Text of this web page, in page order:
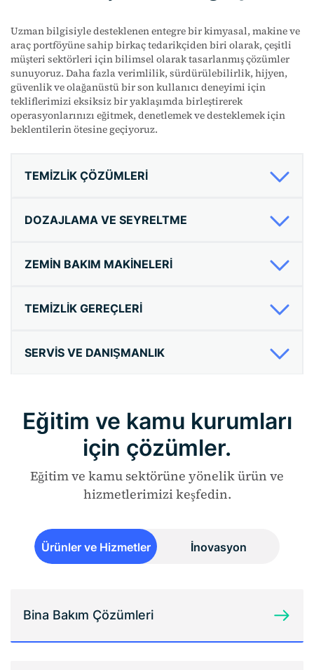
Uzman bilgisiyledesteklenenentegrebirkimyasal, makine ve
araç portföyüne sahip birkaç tedarikçiden biri olarak, çeşitli
müşteri sektörleri içinbilimsel olarak tasarlanmışçözümler
sunuyoruz. Daha fazla verimlilik, sürdürülebilirlik, hijyen,
güvenlik ve olağanüstü bir son kullanıcı deneyimi için
tekliflerimizi eksiksiz bir yaklaşımda birleştirerek
operasyonlarınızı eğitmek, denetlemek ve desteklemek için
beklentilerin ötesine geçiyoruz.
TEMIZLIK ÇÖZÜMLERI
DOZAJLAMA VE SEYRELTME
ZEMIN BAKIM MAKINELERI
TEMIZLIK GEREÇLERI
SERVIS VE DANIŞMANLIK
Eğitim ve kamu kurumları
için çözümler.
Eğitim ve kamu sektörüne yönelik ürün ve
hizmetlerimizi keşfedin.
Ürünler ve Hizmetler İnovasyon
Bina Bakım Çözümleri